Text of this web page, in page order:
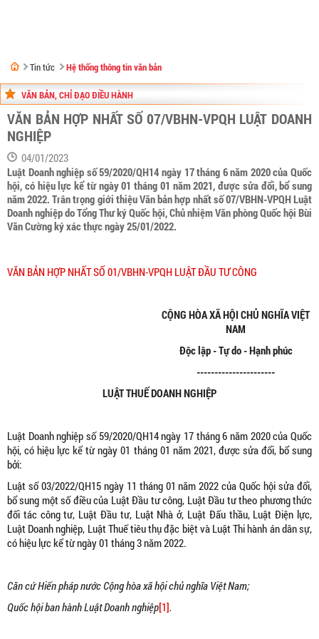
Tin tức Hệ thống thông tin văn bản
VĂN BẢN, CHỈ ĐẠO ĐIỀU HÀNH
VĂN BẢN HỢP NHẤT SỐ 07/VBHN-VPQH LUẬT DOANH
NGHIỆP
04/01/2023
Luật Doanh nghiệp số 59/2020/QH14 ngày 17 tháng 6 năm 2020 của Quốc
hội, có hiệu lực kể từ ngày 01 tháng 01 năm 2021, được sửa đổi, bổ sung
năm 2022. Trân trọng giới thiệu Văn bản hợp nhất số 07/VBHN-VPQH Luật
Doanh nghiệp do Tổng Thư ký Quốc hội, Chủ nhiệm Văn phòng Quốc hội Bùi
Văn Cường ký xác thực ngày 25/01/2022.
VĂN BẢN HỢP NHẤT SỐ 01/VBHN-VPQH LUẬT ĐẦU TƯ CÔNG
CỘNG HÒA XÃ HỘI CHỦ NGHĨA VIỆT
NAM
Độc lập - Tự do - Hạnh phúc
----------------------
LUẬTTHUẾ DOANH NGHIỆP
Luật Doanh nghiệp số 59/2020/QH14 ngày 17 tháng 6 năm 2020 của Quốc
hội, có hiệu lực kể từ ngày 01 tháng 01 năm 2021, được sửa đổi, bổ sung
bởi:
Luật số 03/2022/QH15 ngày 11 tháng 01 năm 2022 của Quốc hội sửa đổi,
bổ sung một số điều của Luật Đầu tư công, Luật Đầu tư theo phương thức
đối tác công tư, Luật Đầu tư, Luật Nhà ở, Luật Đấu thầu, Luật Điện lực,
Luật Doanh nghiệp, Luật Thuế tiêu thụ đặc biệt và Luật Thi hành án dân sự,
có hiệu lực kể từ ngày 01 tháng 3 năm 2022.
Căn cứ Hiến pháp nước Cộng hòa xã hội chủ nghĩa Việt Nam;
Quốc hội ban hành Luật Doanh nghiệp[1].